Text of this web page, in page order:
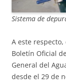
Sistema de
A este
Boletín Oficial
General del
desde el 29 de